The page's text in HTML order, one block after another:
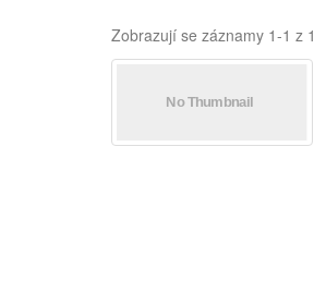
Zobrazují se záznamy 1-1 z 1